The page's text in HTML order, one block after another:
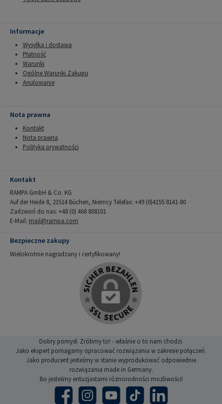
Informacje
Wysyłka i dostawa
Płatność
Warunki
Ogólne Warunki Zakupu
Anulowanie
Nota prawna
Kontakt
Nota prawna
Polityka prywatności
Kontakt
RAMPA GmbH & Co. KG
Auf der Heide 8, 21514 Büchen, Niemcy Telefax: +49 (0)4155 8141-80
Zadzwoń do nas: +48 (0) 468 808101
E-Mail: mail@rampa.com
Bezpieczne zakupy
Wielokrotnie nagradzany i certyfikowany!
Dobry pomysł. Zróbmy to! - właśnie o to nam chodzi.
Jako ekspert pomagamy opracować rozwiązania w zakresie połączeń.
Jako producent jesteśmy w stanie wyprodukować odpowiednie
rozwiązania made in Germany.
Bo jesteśmy entuzjastami różnorodności możliwości!
Facebook Instagram YouTube TikTok LinkedIn